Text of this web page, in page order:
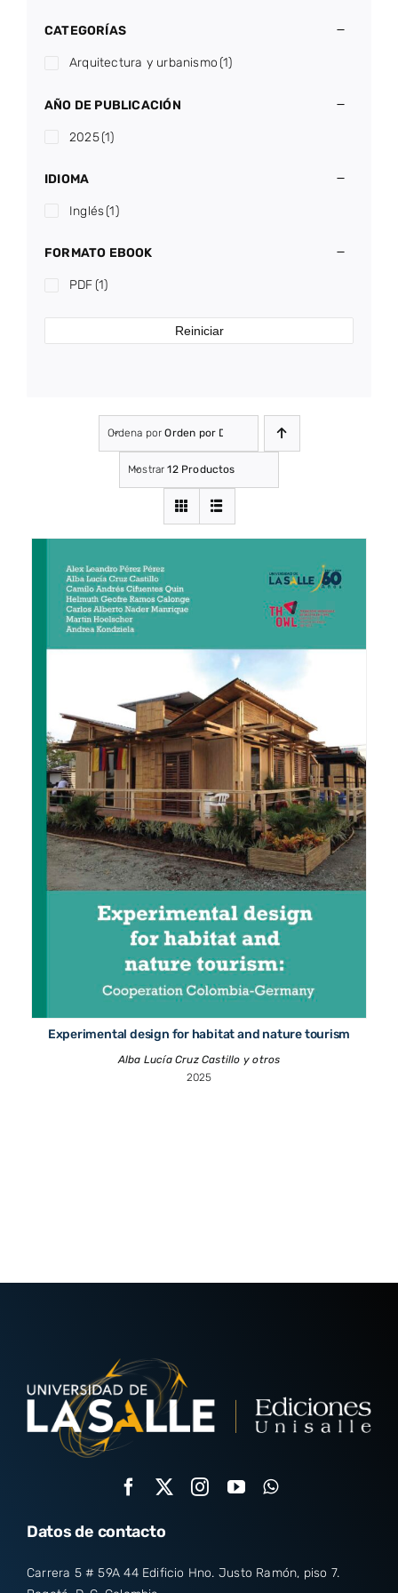
CATEGORÍAS
Arquitectura y urbanismo(1)
AÑO DE PUBLICACIÓN
2025(1)
IDIOMA
Inglés(1)
FORMATO EBOOK
PDF(1)
Reiniciar
Ordena porOrden por Defecto
Mostrar12 Productos
Experimental design for habitat and nature tourism
Alba Lucía Cruz Castillo y otros
2025
Datos de contacto
Carrera 5 # 59A 44 Edificio Hno. Justo Ramón, piso 7.